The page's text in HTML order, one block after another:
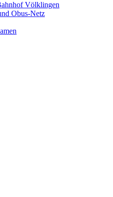
Völklingen
Obus-Netz